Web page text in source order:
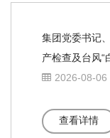
集团党委书记
产检查及台风“
2026-08-06
查看详情